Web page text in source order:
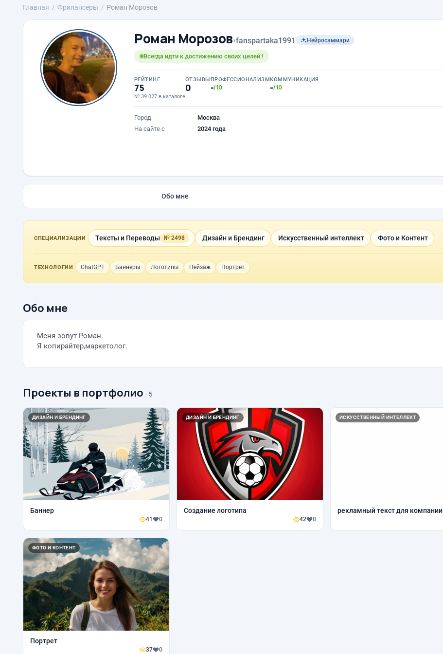
Главная Фрилансеры Роман Морозов
Роман Морозов›fanspartaka1991 Нейросаммари
Всегда идти к достижению своих целей !
РЕЙТИНГ
75
№ 39 027 в каталоге
ОТЗЫВЫ
0
ПРОФЕССИОНАЛИЗМ
-/10
КОММУНИКАЦИЯ
-/10
Город
Москва
На сайте с
2024 года
Обо мне
СПЕЦИАЛИЗАЦИИ Тексты и Переводы № 2498 Дизайн и Брендинг Искусственный интеллект Фото и Контент
ТЕХНОЛОГИИ ChatGPT Баннеры Логотипы Пейзаж Портрет
Обо мне
Меня зовут Роман.
Я копирайтер,маркетолог.
Проекты в портфолио · 5
ДИЗАЙН И БРЕНДИНГ
Баннер
41 0
ДИЗАЙН И БРЕНДИНГ
Создание логотипа
42 0
ИСКУССТВЕННЫЙ ИНТЕЛЛЕКТ
рекламный текст для компании
ФОТО И КОНТЕНТ
Портрет
37 0